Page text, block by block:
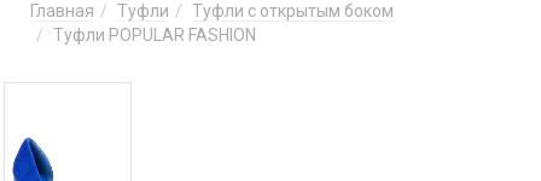
Главная Туфли
Туфли с открытым боком
Туфли POPULAR FASHION